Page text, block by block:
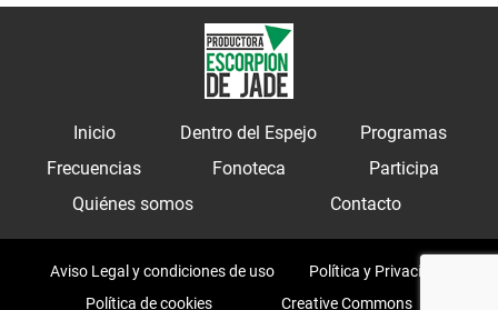
Inicio Dentro del Espejo
Programas
Frecuencias
Fonoteca
Participa
Quiénes somos
Contacto
Aviso Legal y condiciones de uso
Política y Privacidad
Política de cookies
Creative Commons